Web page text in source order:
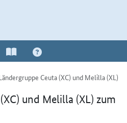
Ceuta (XC) und Melilla (XL)
und Melilla (XL) zum